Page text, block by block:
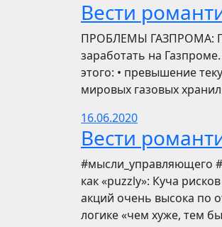
Вести
ПРОБЛЕМЫ ГАЗПРОМА:
заработать на
этого: • превышение
мировых газовых
16.06.2020
Вести
​​#мысли_управляющего
как «puzzly»: Куча
акций очень высока по
логике «чем хуже, тем